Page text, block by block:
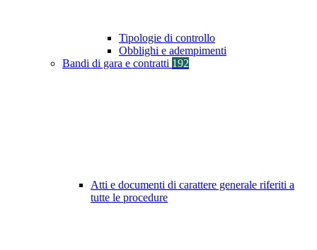
Tipologie di controllo
Obblighi e adempimenti
Bandi di gara e contratti 192
Atti e documenti di carattere generale riferiti a
tutte le procedure